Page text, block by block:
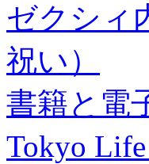
ゼクシィ
祝い）
書籍と電
Tokyo